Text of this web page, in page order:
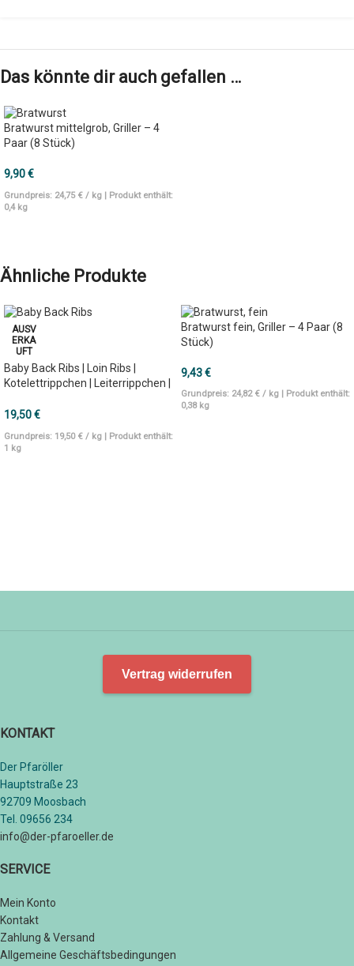
Das könnte dir auch gefallen …
Bratwurst mittelgrob, Griller – 4
Paar (8 Stück)
9,90€
Grundpreis: 24,75 € / kg | Produkt enthält:
0,4 kg
Ähnliche Produkte
AUSV
ERKA
UFT
Baby Back Ribs | Loin Ribs |
Kotelettrippchen | Leiterrippchen |
19,50€
Grundpreis: 19,50 € / kg | Produkt enthält:
1 kg
Bratwurst fein, Griller – 4 Paar (8
Stück)
9,43€
Grundpreis: 24,82 € / kg | Produkt enthält:
0,38 kg
Vertrag widerrufen
KONTAKT
Der Pfaröller
Hauptstraße 23
92709 Moosbach
Tel. 09656 234
info@der-pfaroeller.de
SERVICE
Mein Konto
Kontakt
Zahlung & Versand
Allgemeine Geschäftsbedingungen